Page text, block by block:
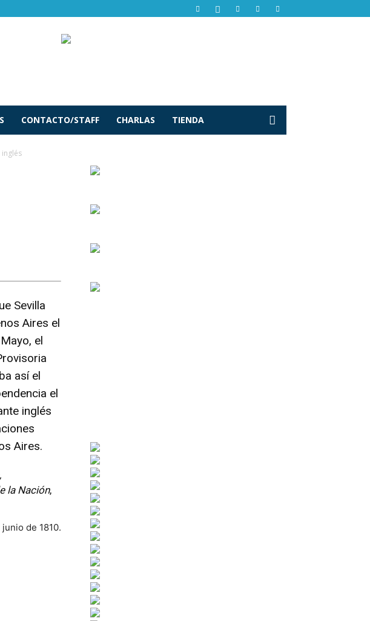
CONTACTO/STAFF CHARLAS TIENDA
Sevilla
Aires el
el
así el
el
inglés
Aires.
la Nación,
de 1810.